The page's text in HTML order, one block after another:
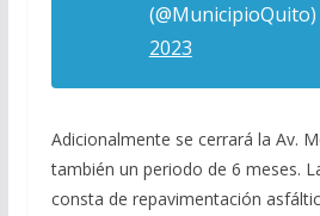
(@MunicipioQuito)
2023
Adicionalmente se cerrará la Av.
también un periodo de 6 meses.
consta de repavimentación